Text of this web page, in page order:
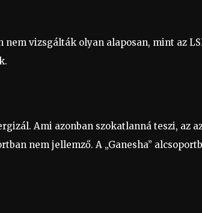
nem vizsgálták olyan alaposan, mint az
Ami azonban szokatlanná teszi, az
nem jellemző. A „Ganesha”